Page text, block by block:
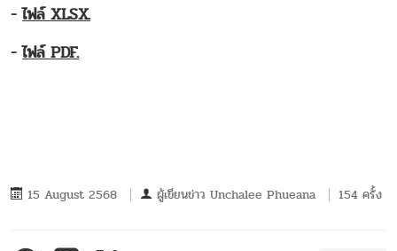
-ไฟล์ XLSX.
-ไฟล์ PDF.
15 August 2568 ผู้เขียนข่าว Unchalee Phueana 154 ครั้ง